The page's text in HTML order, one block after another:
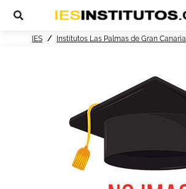
IES Institutos Las Palmas de Gran Canaria